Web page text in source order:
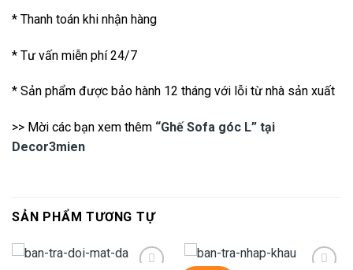
* Thanh toán khi nhận hàng
* Tư vấn miễn phí 24/7
* Sản phẩm được bảo hành 12 tháng với lỗi từ nhà sản xuất
>> Mời các bạn xem thêm “Ghế Sofa góc L” tại
Decor3mien
SẢN PHẨM TƯƠNG TỰ